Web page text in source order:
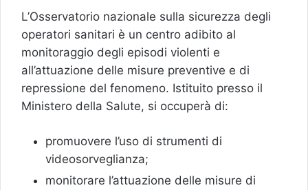
L’Osservatorio nazionale sulla sicurezza degli
operatori sanitari è un centro adibito al
monitoraggio degli episodi violenti e
all’attuazione delle misure preventive e di
repressione del fenomeno. Istituito presso il
Ministero della Salute, si occuperà di:
promuovere l’uso di strumenti di
videosorveglianza;
monitorare l’attuazione delle misure di